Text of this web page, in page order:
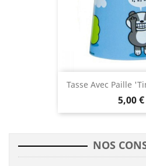
Tasse Avec Paille
5,00 €
NOS